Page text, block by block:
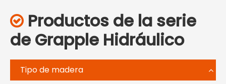
 Productos de la serie
de Grapple Hidráulico
Tipo de madera